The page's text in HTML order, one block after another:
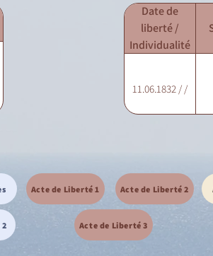
Date de
liberté /
Individualité
11.06.1832 / /
Acte de Liberté 1 Acte de Liberté 2
Acte de Liberté 3